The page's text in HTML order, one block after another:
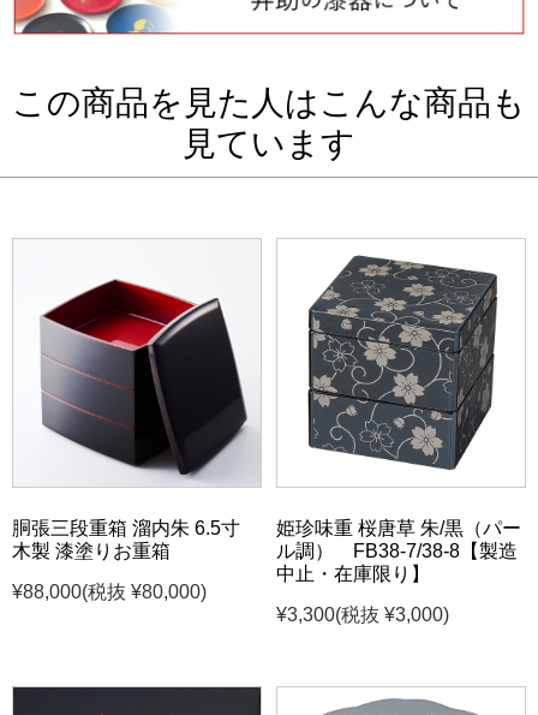
この商品を見た人はこんな商品も
見ています
胴張三段重箱 溜内朱 6.5寸
木製 漆塗りお重箱
¥88,000(税抜 ¥80,000)
姫珍味重 桜唐草 朱/黒（パー
ル調） FB38-7/38-8【製造
中止・在庫限り】
¥3,300(税抜 ¥3,000)